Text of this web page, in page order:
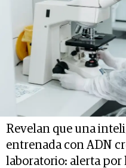
Revelan que una
entrenada con ADN
laboratorio: alerta por